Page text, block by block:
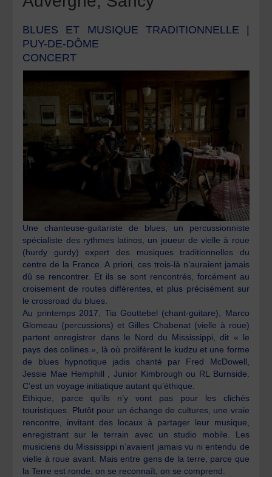
BLUES ET MUSIQUE TRADITIONNELLE |
PUY-DE-DÔME
CONCERT
Une chanteuse-guitariste de blues, un percussionniste
spécialiste des rythmes latinos, un joueur de vielle à roue
(hurdy gurdy) expert des musiques traditionnelles du
centre de la France. A priori, ces trois-là n’auraient jamais
dû se rencontrer. Et ils se sont rencontrés, forcément au
croisement de routes différentes, et plus précisément sur
le crossroad du blues.
Au printemps 2017, Tia Gouttebel (chant-guitare), Marco
Glomeau (percussions) et Gilles Chabenat (vielle à roue)
partent enregistrer dans le Nord du Mississippi, dit « le
pays des collines », là où prolifèrent le kudzu et une forme
de blues hypnotique jadis chanté par Fred McDowell,
Jessie Mae Hemphill , Junior Kimbrough ou RL Burnside.
C’est un voyage initiatique autant qu’éthique.
Ethique, parce qu’ils n’y vont pas pour les clichés
touristiques. Plutôt pour un échange de cultures, une vraie
rencontre, invitant des locaux à partager leur musique,
enregistrant sur le terrain avec un studio mobile. Les
musiciens du Mississippi n’avaient jamais vu ni entendu de
vielle à roue avant. Mais entre gens de la terre, parce que
la Terre est ronde, on se reconnaît, on se comprend.